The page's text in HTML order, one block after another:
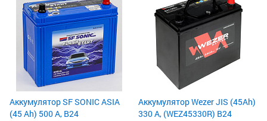
Аккумулятор SF SONIC ASIA
(45 Ah) 500 А, B24
Аккумулятор Wezer JIS (45Ah)
330 А, (WEZ45330R) B24